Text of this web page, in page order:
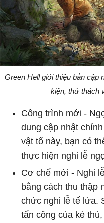
Green Hell giới thiệu bản cập
kiện, thử thách
Công trình mới -
dung cập nhật
vật tổ này, bạn có
thực hiện nghi lễ
Cơ chế mới - Nghi
bằng cách thu thập
chức nghi lễ tế lửa.
tấn công của kẻ